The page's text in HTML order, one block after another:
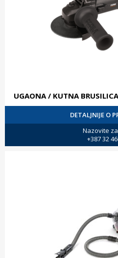
UGAONA / KUTNA
DETALJNIJE O
Nazovite
+387 32